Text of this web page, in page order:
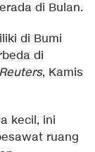
di Bulan.
di Bumi
di
Reuters, Kamis
kecil, ini
ruang